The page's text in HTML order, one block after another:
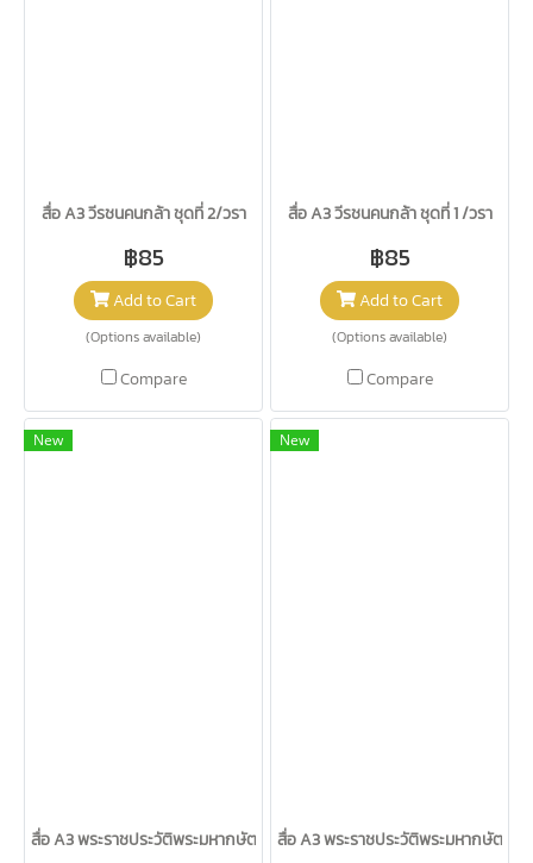
สื่อ A3 วีรชนคนกล้า ชุดที่ 2/วรา
฿85
Add to Cart
(Options available)
Compare
สื่อ A3 วีรชนคนกล้า ชุดที่ 1 /วรา
฿85
Add to Cart
(Options available)
Compare
New
สื่อ A3 พระราชประวัติพระมหากษัตริย์ไทย ชุด 2 / วรา
New
สื่อ A3 พระราชประวัติพระมหากษัตริย์ไ